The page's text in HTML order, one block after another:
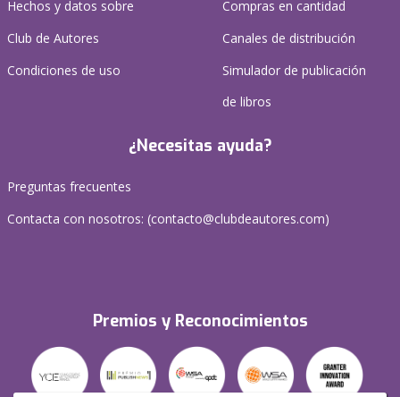
Hechos y datos sobre
Club de Autores
Condiciones de uso
Compras en cantidad
Canales de distribución
Simulador de publicación
de libros
¿Necesitas ayuda?
Preguntas frecuentes
Contacta con nosotros: (contacto@clubdeautores.com)
Premios y Reconocimientos